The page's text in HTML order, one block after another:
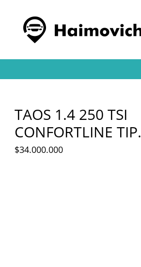
contenido
TAOS 1.4 250 TSI
CONFORTLINE TIP.
$34.000.000